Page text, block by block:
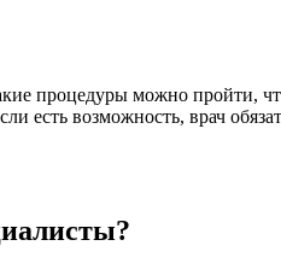
процедуры можно
есть возможность, врач